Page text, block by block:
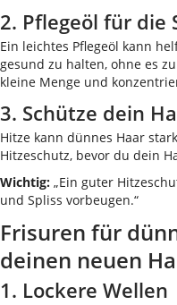
2. Pflegeöl für die
Ein leichtes Pflegeöl kann
gesund zu halten, ohne es
kleine Menge und
3. Schütze dein
Hitze kann dünnes Haar
Hitzeschutz, bevor du dein
Wichtig: „Ein guter
und Spliss vorbeugen.“
Frisuren für
deinen neuen
1. Lockere Wellen